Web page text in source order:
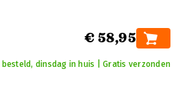
€ 58,95
dinsdag in huis | Gratis verzonden